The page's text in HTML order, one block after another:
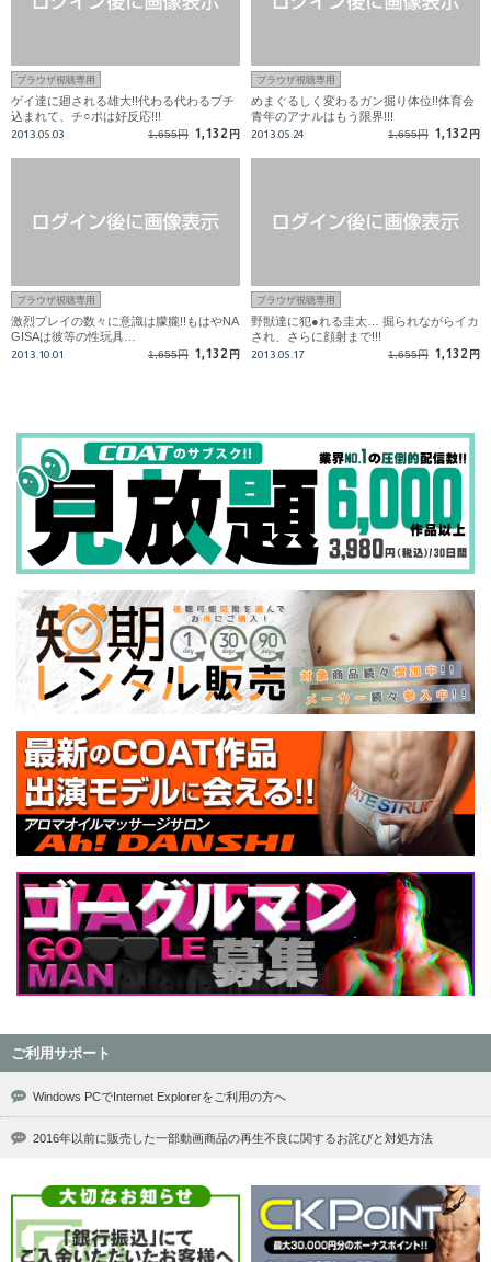
ブラウザ視聴専用
ゲイ達に廻される雄大!!代わる代わるブチ
込まれて、チ○ポは好反応!!!
2013.05.03 1,655円 1,132 円
ブラウザ視聴専用
めまぐるしく変わるガン掘り体位!!体育会
青年のアナルはもう限界!!!
2013.05.24 1,655円 1,132 円
ブラウザ視聴専用
激烈プレイの数々に意識は朦朧!!もはやNA
GISAは彼等の性玩具…
2013.10.01 1,655円 1,132 円
ブラウザ視聴専用
野獣達に犯●れる圭太… 掘られながらイカ
され、さらに顔射まで!!!
2013.05.17 1,655円 1,132 円
ご利用サポート
Windows PCでInternet Explorerをご利用の方へ
2016年以前に販売した一部動画商品の再生不良に関するお詫びと対処方法